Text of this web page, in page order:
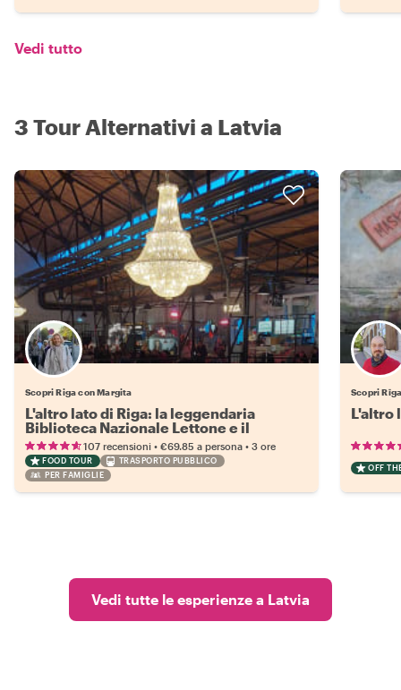
Vedi tutto
3 Tour Alternativi a Latvia
Scopri Riga con Margita
L'altro lato di Riga: la leggendaria
Biblioteca Nazionale Lettone e il
mercato di Agenskalns
107 recensioni • €69.85 a persona • 3 ore
FOOD TOUR
TRASPORTO PUBBLICO
PER FAMIGLIE
Scopri
L'altro
OFF
Vedi tutte le esperienze a Latvia